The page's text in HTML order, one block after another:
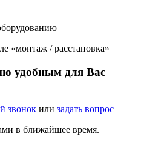
«монтаж / расстановка»
удобным для Вас
звонок или задать вопрос
в ближайшее время.